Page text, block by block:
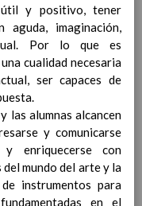
de ReligiÃ³n
Ciclo de Infantil
curricular para la
2019
III: Lenguajes:
y
15 noviembre 2019
II: Conocimiento del
15 noviembre 2019
Conocimiento de sÃ­
y autonomÃ­a
y positivo, tener
aguda, imaginación,
Por lo que es
cualidad necesaria
ser capaces de
las alumnas alcancen
y comunicarse
y enriquecerse con
mundo del arte y la
instrumentos para
en el